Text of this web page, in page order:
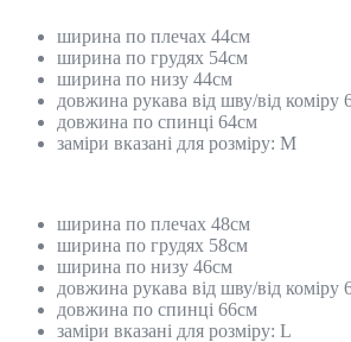
ширина по плечах 44см
ширина по грудях 54см
ширина по низу 44см
довжина рукава від шву/від коміру
довжина по спинці 64см
заміри вказані для розміру: M
ширина по плечах 48см
ширина по грудях 58см
ширина по низу 46см
довжина рукава від шву/від коміру
довжина по спинці 66см
заміри вказані для розміру: L